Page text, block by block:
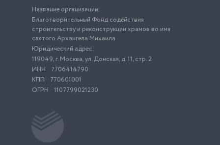
Название организации:
Благотворительный Фонд содействия
строительству и реконструкции храмов во имя
святого Архангела Михаила
Юридический адрес:
119049, г. Москва, ул. Донская, д. 11, стр. 2
ИНН
7706414790
КПП
770601001
ОГРН
1107799021230